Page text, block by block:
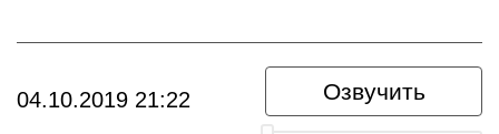
Озвучить
04.10.2019 21:22